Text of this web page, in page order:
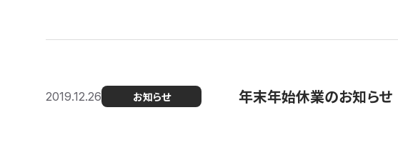
2019.12.26 お知らせ 年末年始休業のお知らせ